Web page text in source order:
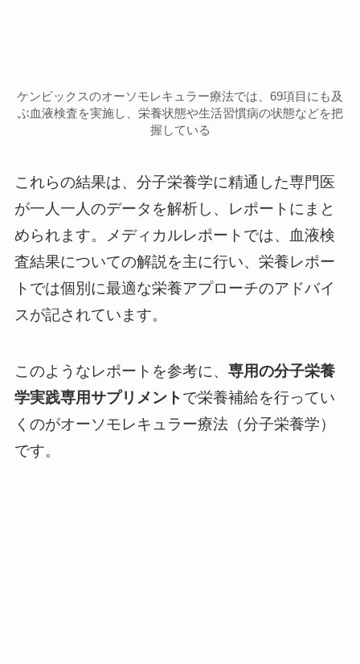
ケンビックスのオーソモレキュラー療法では、69項目にも及
ぶ血液検査を実施し、栄養状態や生活習慣病の状態などを把
握している
これらの結果は、分子栄養学に精通した専門医
が一人一人のデータを解析し、レポートにまと
められます。メディカルレポートでは、血液検
査結果についての解説を主に行い、栄養レポー
トでは個別に最適な栄養アプローチのアドバイ
スが記されています。
このようなレポートを参考に、 専用の分子栄養
学実践専用サプリメントで栄養補給を行ってい
くのがオーソモレキュラー療法（分子栄養学）
です。